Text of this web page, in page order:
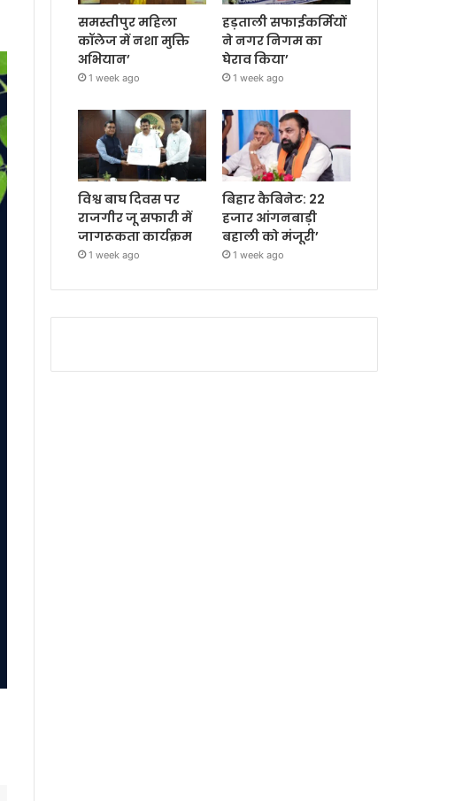
समस्तीपुर महिला
कॉलेज में नशा मुक्ति
अभियान’
1 week ago
हड़ताली सफाईकर्मियों
ने नगर निगम का
घेराव किया’
1 week ago
विश्व बाघ दिवस पर
राजगीर जू सफारी में
जागरूकता कार्यक्रम
1 week ago
बिहार कैबिनेट: 22
हजार आंगनबाड़ी
बहाली को मंजूरी’
1 week ago